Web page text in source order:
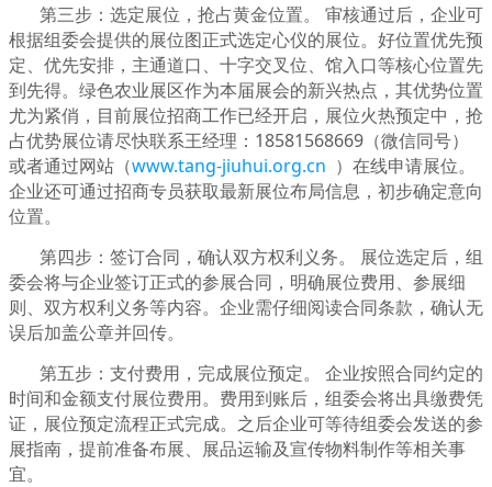
第三步：选定展位，抢占黄金位置。 审核通过后，企业可
根据组委会提供的展位图正式选定心仪的展位。好位置优先预
定、优先安排，主通道口、十字交叉位、馆入口等核心位置先
到先得。绿色农业展区作为本届展会的新兴热点，其优势位置
尤为紧俏，目前展位招商工作已经开启，展位火热预定中，抢
占优势展位请尽快联系王经理：18581568669（微信同号）
或者通过网站（www.tang-jiuhui.org.cn ）在线申请展位。
企业还可通过招商专员获取最新展位布局信息，初步确定意向
位置。
第四步：签订合同，确认双方权利义务。 展位选定后，组
委会将与企业签订正式的参展合同，明确展位费用、参展细
则、双方权利义务等内容。企业需仔细阅读合同条款，确认无
误后加盖公章并回传。
第五步：支付费用，完成展位预定。 企业按照合同约定的
时间和金额支付展位费用。费用到账后，组委会将出具缴费凭
证，展位预定流程正式完成。之后企业可等待组委会发送的参
展指南，提前准备布展、展品运输及宣传物料制作等相关事
宜。